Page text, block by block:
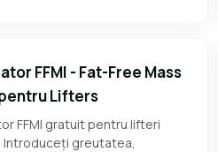
FFMI - Fat-Free Mass
Lifters
FFMI gratuit pentru lifteri
Introduceți greutatea,